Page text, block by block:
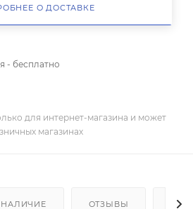
О ДОСТАВКЕ
- бесплатно
для интернет-магазина и может
магазинах
НАЛИЧИЕ ОТЗЫВЫ